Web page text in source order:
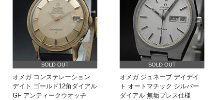
SOLD OUT
オメガ コンステレーション
デイト ゴールド12角ダイアル
GF アンティークウオッチ
SOLD OUT
オメガ ジュネーブ デイデイ
ト オートマチック シルバー
ダイアル 無垢ブレス仕様